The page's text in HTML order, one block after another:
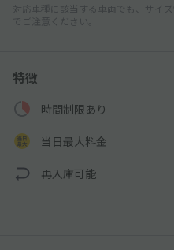
対応車種に該当する車両でも、サイ
でご注意ください。
特徴
時間制限あり
当日最大料金
再入庫可能